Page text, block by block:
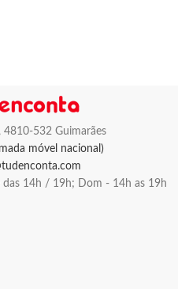
4810-532 Guimarães
móvel nacional)
das 14h / 19h; Dom - 14h as 19h